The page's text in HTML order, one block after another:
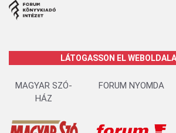
LÁTOGASSON EL
MAGYAR SZÓ-
HÁZ
FORUM NYOMDA